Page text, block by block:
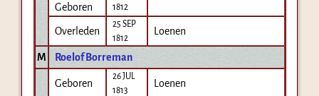
Geboren
1812
Overleden
25 SEP
1812
Loenen
M Roelof Borreman
Geboren
26 JUL
1813
Loenen